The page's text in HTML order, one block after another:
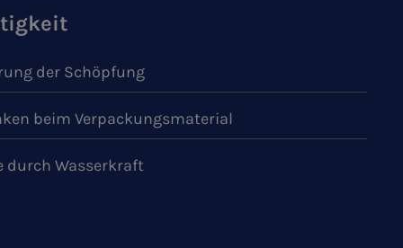
der Schöpfung
beim Verpackungsmaterial
durch Wasserkraft